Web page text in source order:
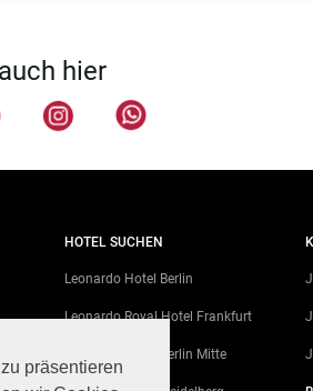
präsentieren
hier
HOTEL SUCHEN
Leonardo Hotel Berlin
Leonardo Royal Hotel Frankfurt
Leonardo Hotel Berlin Mitte